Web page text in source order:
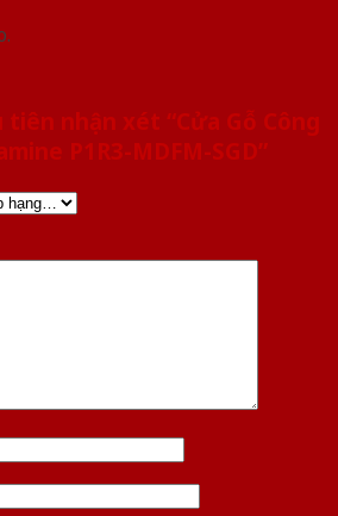
nhận xét “Cửa Gỗ Công
P1R3-MDFM-SGD”